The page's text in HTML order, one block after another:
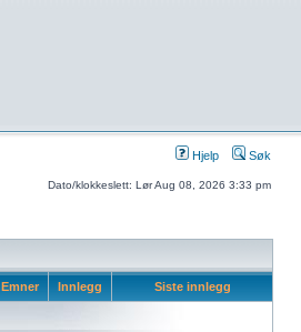
Hjelp Søk
Dato/klokkeslett: Lør Aug 08, 2026 3:33 pm
Emner Innlegg Siste innlegg